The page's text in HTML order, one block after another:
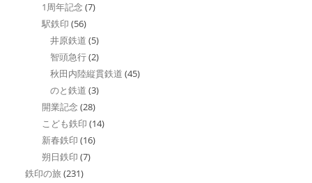
1周年記念 (7)
駅鉄印 (56)
井原鉄道 (5)
智頭急行(2)
秋田内陸縦貫鉄道 (45)
のと鉄道 (3)
開業記念 (28)
こども鉄印 (14)
新春鉄印 (16)
朔日鉄印 (7)
鉄印の旅 (231)